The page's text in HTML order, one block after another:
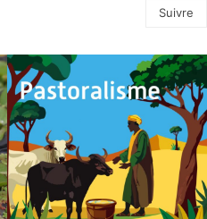
Suivre